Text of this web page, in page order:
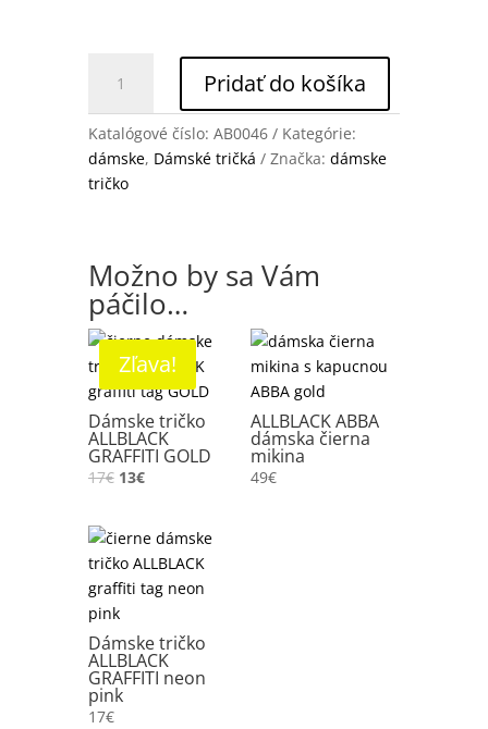
Dámske
tričko
ALLBLACK
GRAFFITI
white
Pridať do košíka
Katalógové číslo: AB0046
Kategórie:
dámske, Dámské tričká Značka: dámske
tričko
Možno by sa Vám
páčilo…
Zľava!
Dámske tričko
ALLBLACK
GRAFFITI GOLD
17€ 13€
ALLBLACK ABBA
dámska čierna
mikina
49€
Dámske tričko
ALLBLACK
GRAFFITI neon
pink
17€